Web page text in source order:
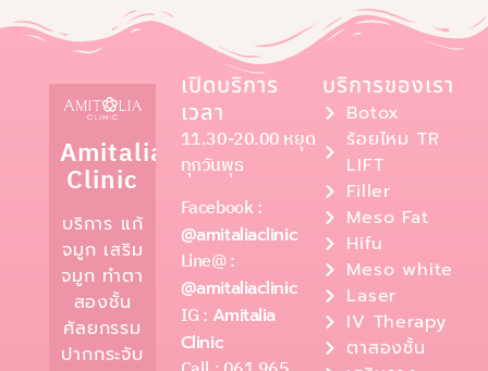
Amitalia
Clinic
บริการ แก้
จมูก เสริม
จมูก ทำตา
สองชั้น
ศัลยกรรม
ปากกระจับ
เปิดบริการ
เวลา
11.30-20.00 หยุด
ทุกวันพุธ
Facebook :
@amitaliaclinic
Line@ :
@amitaliaclinic
IG : Amitalia
Clinic
บริการของเรา
Botox
ร้อยไหม TR
LIFT
Filler
Meso Fat
Hifu
Meso white
Laser
IV Therapy
ตาสองชั้น